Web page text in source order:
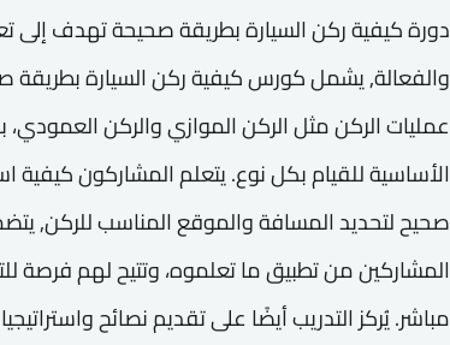
دورة كيفية ركن السيارة بطريقة صحيحة تهدف إلى
والفعالة, يشمل كورس كيفية ركن السيارة بطريقة
عمليات الركن مثل الركن الموازي والركن
الأساسية للقيام بكل نوع. يتعلم المشاركون كيفية
صحيح لتحديد المسافة والموقع المناسب للركن,
المشاركين من تطبيق ما تعلموه، وتتيح لهم فرصة
مباشر. يُركز التدريب أيضًا على تقديم نصائح